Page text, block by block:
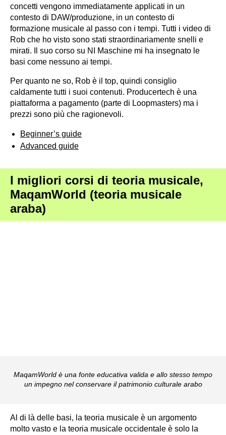
concetti vengono immediatamente applicati in un
contesto di DAW/produzione, in un contesto di
formazione musicale al passo con i tempi. Tutti i video di
Rob che ho visto sono stati straordinariamente snelli e
mirati. Il suo corso su NI Maschine mi ha insegnato le
basi come nessuno ai tempi.
Per quanto ne so, Rob è il top, quindi consiglio
caldamente tutti i suoi contenuti. Producertech è una
piattaforma a pagamento (parte di Loopmasters) ma i
prezzi sono più che ragionevoli.
Beginner’s guide
Advanced guide
I migliori corsi di teoria musicale,
MaqamWorld (teoria musicale
araba)
MaqamWorld è una fonte educativa valida e allo stesso tempo
un impegno nel conservare il patrimonio culturale arabo
Al di là delle basi, la teoria musicale è un argomento
molto vasto e la teoria musicale occidentale è solo la